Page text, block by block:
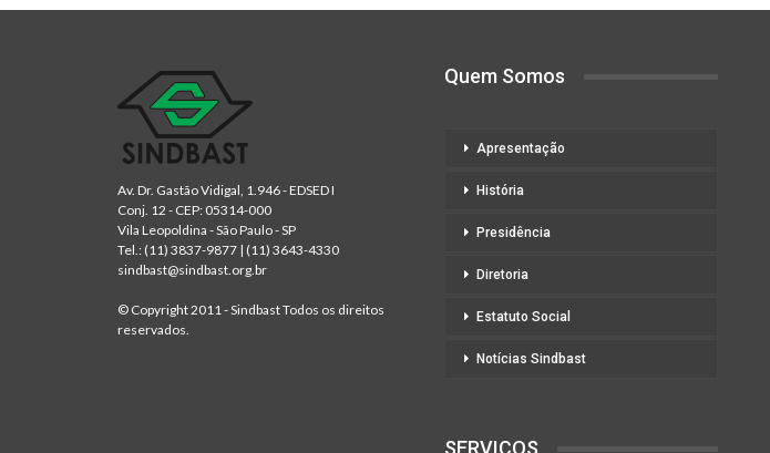
Av. Dr. Gastão Vidigal, 1.946 - EDSED I
Conj. 12 - CEP: 05314-000
Vila Leopoldina - São Paulo - SP
Tel.: (11) 3837-9877 | (11) 3643-4330
sindbast@sindbast.org.br
© Copyright 2011 - Sindbast Todos os direitos
reservados.
Quem Somos
Apresentação
História
Presidência
Diretoria
Estatuto Social
Notícias Sindbast
SERVIÇOS